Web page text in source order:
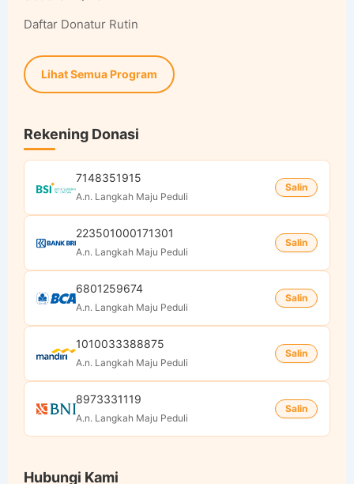
Daftar Donatur Rutin
Lihat Semua Program
Rekening Donasi
7148351915
A.n. Langkah Maju Peduli
Salin
223501000171301
A.n. Langkah Maju Peduli
Salin
6801259674
A.n. Langkah Maju Peduli
Salin
1010033388875
A.n. Langkah Maju Peduli
Salin
8973331119
A.n. Langkah Maju Peduli
Salin
Hubungi Kami